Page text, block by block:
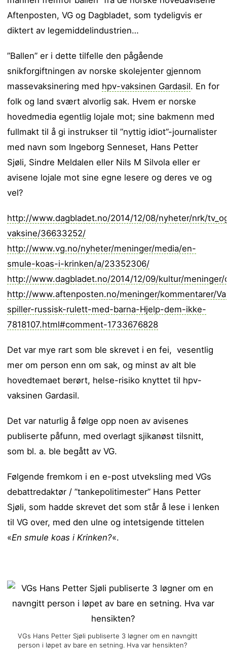
Aftenposten, VG og Dagbladet, som tydeligvis er
diktert av legemiddelindustrien…
”Ballen” er i dette tilfelle den pågående
snikforgiftningen av norske skolejenter gjennom
massevaksinering med hpv-vaksinen Gardasil. En for
folk og land svært alvorlig sak. Hvem er norske
hovedmedia egentlig lojale mot; sine bakmenn med
fullmakt til å gi instrukser til ”nyttig idiot”-journalister
med navn som Ingeborg Senneset, Hans Petter
Sjøli, Sindre Meldalen eller Nils M Silvola eller er
avisene lojale mot sine egne lesere og deres ve og
vel?
http://www.dagbladet.no/2014/12/08/nyheter/nrk/
vaksine/36633252/
http://www.vg.no/nyheter/meninger/media/en-
smule-koas-i-krinken/a/23352306/
http://www.dagbladet.no/2014/12/09/kultur/
http://www.aftenposten.no/meninger/kommentarer/
spiller-russisk-rulett-med-barna-Hjelp-dem-ikke-
7818107.html#comment-1733676828
Det var mye rart som ble skrevet i en fei, vesentlig
mer om person enn om sak, og minst av alt ble
hovedtemaet berørt, helse-risiko knyttet til hpv-
vaksinen Gardasil.
Det var naturlig å følge opp noen av avisenes
publiserte påfunn, med overlagt sjikanøst tilsnitt,
som bl. a. ble begått av VG.
Følgende fremkom i en e-post utveksling med VGs
debattredaktør / ”tankepolitimester” Hans Petter
Sjøli, som hadde skrevet det som står å lese i lenken
til VG over, med den ulne og intetsigende tittelen
«En smule koas i Krinken?«.
VGs Hans Petter Sjøli publiserte 3 løgner om en navngitt
person i løpet av bare en setning. Hva var hensikten?